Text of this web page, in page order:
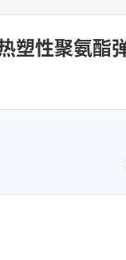
塑性聚氨酯